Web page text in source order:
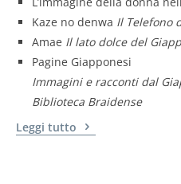
Kaze no denwa Il Telefono
Amae Il lato dolce del
Pagine Giapponesi
Immagini e racconti dal
Biblioteca Braidense
Leggi tutto